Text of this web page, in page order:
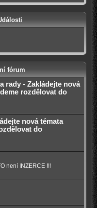
fórum
rady - Zakládejte nová
rozdělovat do
nová témata
do
není INZERCE !!!